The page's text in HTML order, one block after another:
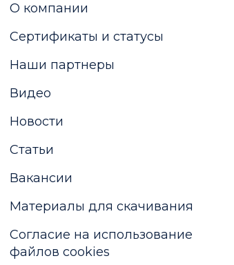
О компании
Сертификаты и статусы
Наши партнеры
Видео
Новости
Статьи
Вакансии
Материалы для скачивания
Cогласие на использование
файлов cookies